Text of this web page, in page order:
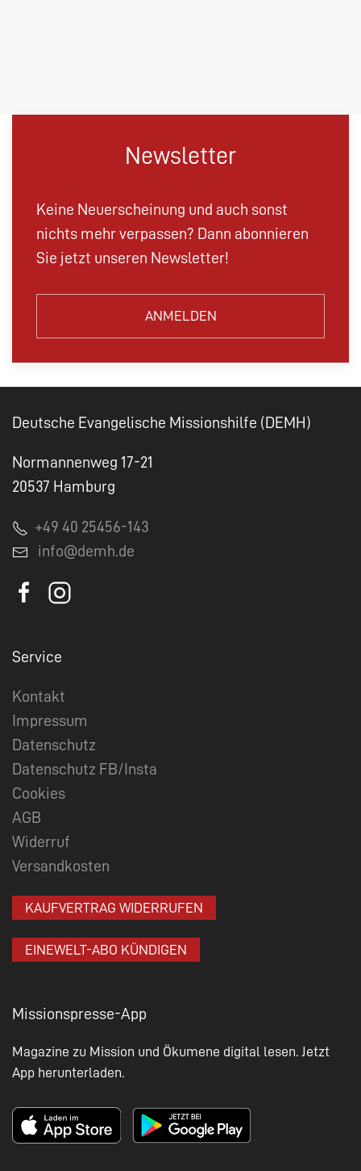
Newsletter
Keine Neuerscheinung und auch sonst
nichts mehr verpassen? Dann abonnieren
Sie jetzt unseren Newsletter!
ANMELDEN
Deutsche Evangelische Missionshilfe (DEMH)
Normannenweg 17-21
20537 Hamburg
+49 40 25456-143
info@demh.de
Service
Kontakt
Impressum
Datenschutz
Datenschutz FB/Insta
Cookies
AGB
Widerruf
Versandkosten
KAUFVERTRAG WIDERRUFEN
EINEWELT-ABO KÜNDIGEN
Missionspresse-App
Magazine zu Mission und Ökumene digital lesen. Jetzt
App herunterladen.